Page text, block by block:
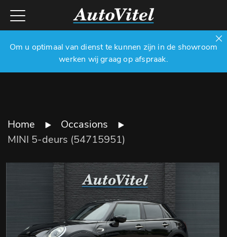
Om u optimaal van dienst te kunnen zijn in de showroom
werken wij graag op afspraak.
Home
Occasions
MINI 5-deurs (54715951)